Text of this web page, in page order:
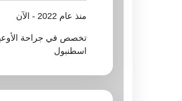
منذ عام 2022 - الآن
اسطنبول